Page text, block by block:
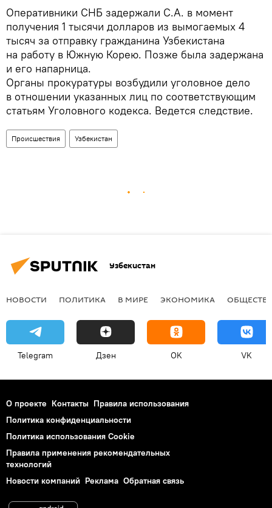
Оперативники СНБ задержали С.А. в момент
получения 1 тысячи долларов из вымогаемых 4
тысяч за отправку гражданина Узбекистана
на работу в Южную Корею. Позже была задержана
и его напарница.
Органы прокуратуры возбудили уголовное дело
в отношении указанных лиц по соответствующим
статьям Уголовного кодекса. Ведется следствие.
Происшествия Узбекистан
Узбекистан
НОВОСТИ ПОЛИТИКА В МИРЕ ЭКОНОМИКА
Telegram Дзен OK VK
О проекте Контакты Правила использования
Политика конфиденциальности
Политика использования Cookie
Правила применения рекомендательных
технологий
Новости компаний Реклама Обратная связь